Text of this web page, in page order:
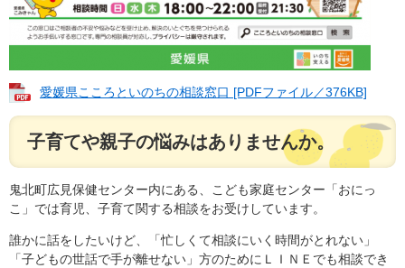
愛媛県こころといのちの相談窓口 [PDFファイル／376KB]
子育てや親子の悩みはありませんか。
鬼北町広見保健センター内にある、こども家庭センター「おにっ
こ」では育児、子育て関する相談をお受けしています。
誰かに話をしたいけど、「忙しくて相談にいく時間がとれない」
「子どもの世話で手が離せない」方のためにＬＩＮＥでも相談でき